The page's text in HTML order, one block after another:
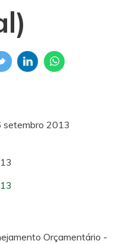
setembro 2013
Orçamentário -